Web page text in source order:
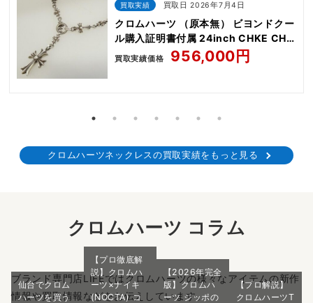
買取実績 買取日 2026年7月4日
クロムハーツ （原本無） ビヨンドクー
ル購入証明書付属 24inch CHKE CHN
TNYE W CH CRS
買取実績価格 956,000円
クロムハーツネックレスの買取実績をもっと見る
クロムハーツ コラム
ブランド専門店LIFEではクロムハーツの様々なアイテムの新作
情報や買取情報などをお伝えしています。
仙台でクロム
ハーツを買う
【プロ徹底解
説】クロムハ
ーツ×ナイキ
(NOCTA) コ
【2026年完全
版】クロムハ
ーツ ジッポの
【プロ解説】
クロムハーツT